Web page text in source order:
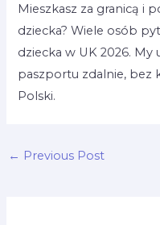
Mieszkasz za granicą i
dziecka? Wiele osób
dziecka w UK 2026. My
paszportu zdalnie, bez
Polski.
← Previous Post